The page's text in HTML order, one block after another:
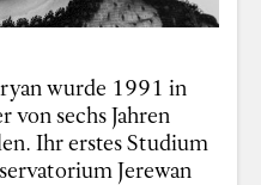
wurde 1991 in
von sechs Jahren
Ihr erstes Studium
Jerewan